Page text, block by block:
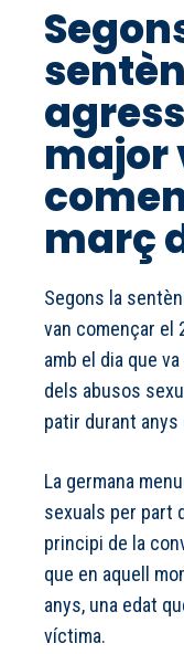
major
març
Segons la
van començar el
amb el dia que
dels abusos
patir durant anys
La germana
sexuals per part
principi de la
que en aquell
anys, una edat
víctima.